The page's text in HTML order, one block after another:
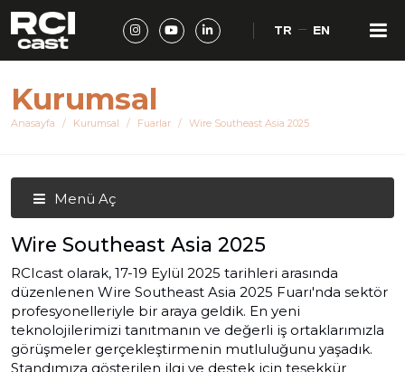
TR EN
Kurumsal
Anasayfa Kurumsal Fuarlar Wire Southeast Asia 2025
Menü Aç
Wire Southeast Asia 2025
RCIcast olarak, 17-19 Eylül 2025 tarihleri arasında
düzenlenen Wire Southeast Asia 2025 Fuarı'nda sektör
profesyonelleriyle bir araya geldik. En yeni
teknolojilerimizi tanıtmanın ve değerli iş ortaklarımızla
görüşmeler gerçekleştirmenin mutluluğunu yaşadık.
Standımıza gösterilen ilgi ve destek için teşekkür